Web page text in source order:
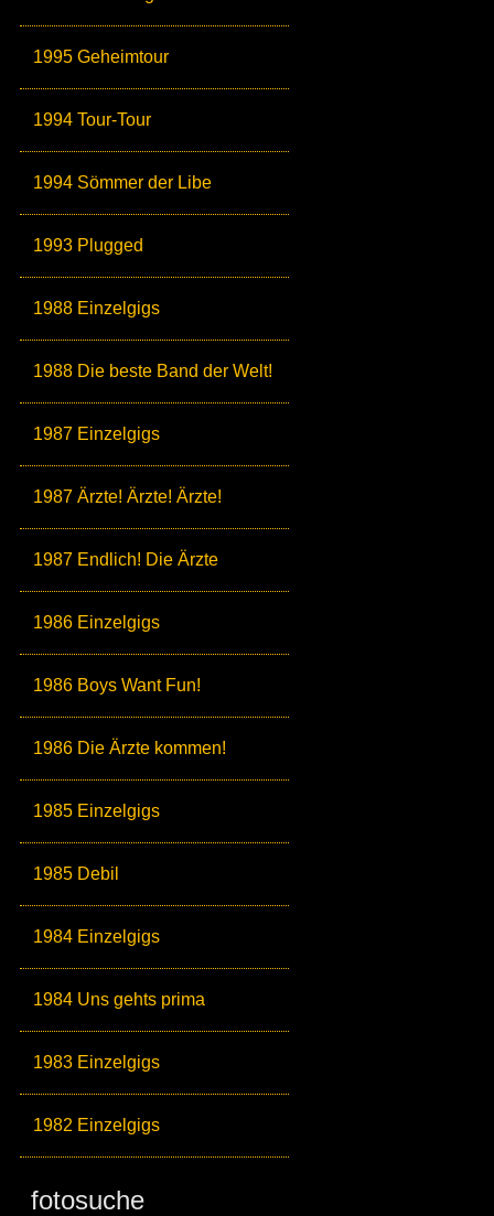
1995 Geheimtour
1994 Tour-Tour
1994 Sömmer der Libe
1993 Plugged
1988 Einzelgigs
1988 Die beste Band der Welt!
1987 Einzelgigs
1987 Ärzte! Ärzte! Ärzte!
1987 Endlich! Die Ärzte
1986 Einzelgigs
1986 Boys Want Fun!
1986 Die Ärzte kommen!
1985 Einzelgigs
1985 Debil
1984 Einzelgigs
1984 Uns gehts prima
1983 Einzelgigs
1982 Einzelgigs
fotosuche